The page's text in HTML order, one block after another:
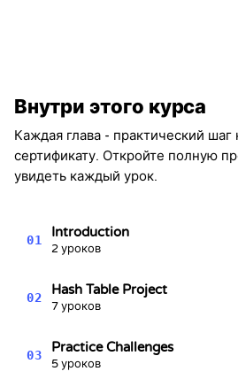
Хеш-таблицы — Серия
данных» №4
Kevin Spektor
Kevin
Spektor, CTO
Внутри этого курса
Каждая глава - практический шаг
сертификату. Откройте полную
увидеть каждый урок.
01
Introduction
2 уроков
02
Hash Table Project
7 уроков
03
Practice Challenges
5 уроков